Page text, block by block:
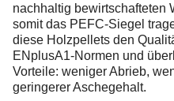
nachhaltig bewirtschafteten
somit das PEFC-Siegel
diese Holzpellets den
ENplusA1-Normen und
Vorteile: weniger Abrieb,
geringerer Aschegehalt.